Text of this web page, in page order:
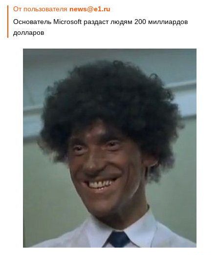
От пользователя news@e1.ru
Основатель Microsoft раздаст людям 200 миллиардов
долларов